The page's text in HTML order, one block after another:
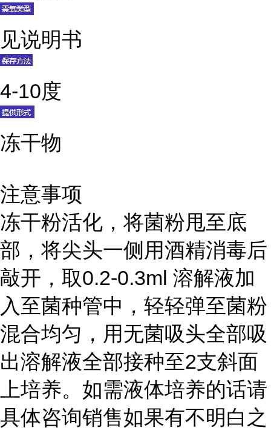
见说明书
4-10度
冻干物
注意事项
冻干粉活化，将菌粉甩至底
部，将尖头一侧用酒精消毒后
敲开，取0.2-0.3ml 溶解液加
入至菌种管中，轻轻弹至菌粉
混合均匀，用无菌吸头全部吸
出溶解液全部接种至2支斜面
上培养。如需液体培养的话请
具体咨询销售如果有不明白之